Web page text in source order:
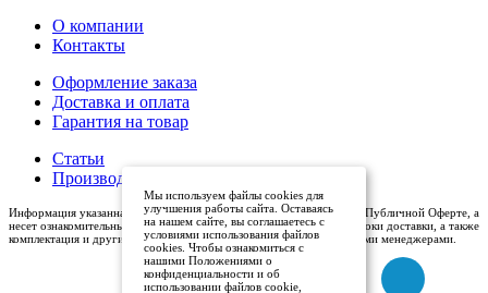
О компании
Контакты
Оформление заказа
Доставка и оплата
Гарантия на товар
Статьи
Производители
Информация указанная на сайте (описания и цены), не относится к Публичной Оферте, а
несет ознакомительный характер. Окончательная цена, условия и сроки доставки, а также
комплектация и другие характеристики товаров - уточняются нашими менеджерами.
Мы используем файлы cookies для
улучшения работы сайта. Оставаясь
на нашем сайте, вы соглашаетесь с
условиями использования файлов
cookies. Чтобы ознакомиться с
нашими Положениями о
конфиденциальности и об
использовании файлов cookie,